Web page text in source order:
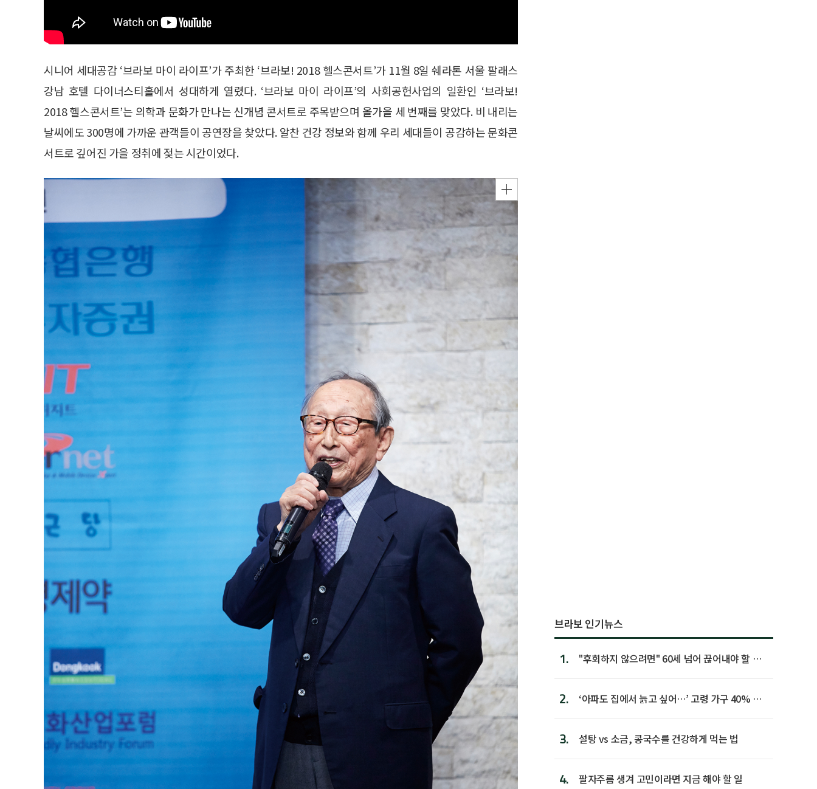
시니어 세대공감 ‘브라보 마이 라이프’가 주최한 ‘브라보! 2018 헬스콘서트’가 11월 8일 쉐라톤 서울 팔래스
강남 호텔 다이너스티홀에서 성대하게 열렸다. ‘브라보 마이 라이프’의 사회공헌사업의 일환인 ‘브라보!
2018 헬스콘서트’는 의학과 문화가 만나는 신개념 콘서트로 주목받으며 올가을 세 번째를 맞았다. 비 내리는
날씨에도 300명에 가까운 관객들이 공연장을 찾았다. 알찬 건강 정보와 함께 우리 세대들이 공감하는 문화콘
서트로 깊어진 가을 정취에 젖는 시간이었다.
브라보 인기뉴스
1.
"후회하지 않으려면" 60세 넘어 끊어내야 할 사
2.
‘아파도 집에서 늙고 싶어…’ 고령 가구 40% 노
3. 설탕 vs 소금, 콩국수를 건강하게 먹는 법
4. 팔자주름 생겨 고민이라면 지금 해야 할 일